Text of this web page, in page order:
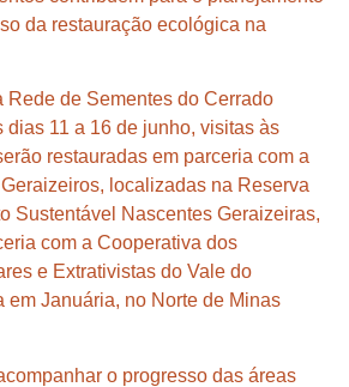
da restauração ecológica na
Rede de Sementes do Cerrado
dias 11 a 16 de junho, visitas às
restauradas em parceria com a
localizadas na Reserva
Sustentável Nascentes Geraizeiras,
com a Cooperativa dos
e Extrativistas do Vale do
em Januária, no Norte de Minas
o progresso das áreas